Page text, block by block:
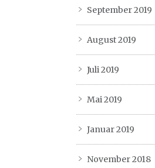
September 2019
August 2019
Juli 2019
Mai 2019
Januar 2019
November 2018